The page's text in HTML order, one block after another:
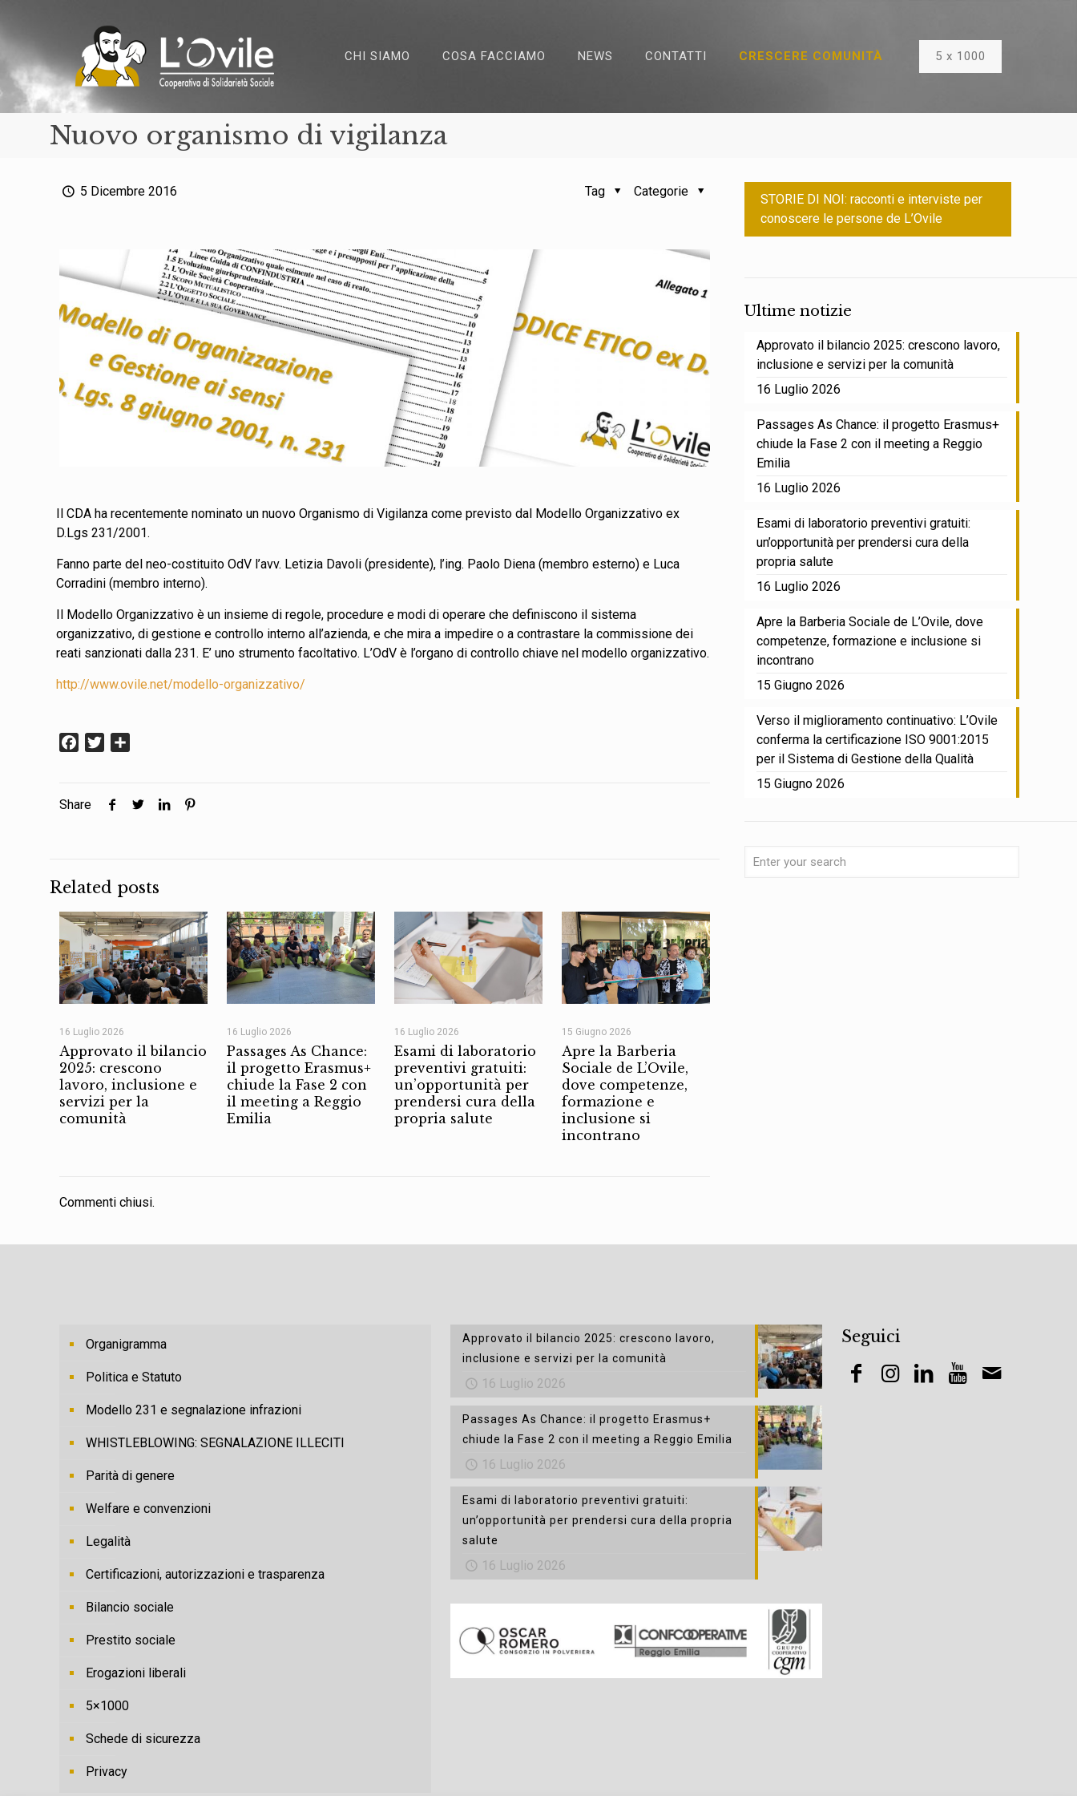
CHI SIAMO COSA FACCIAMO NEWS CONTATTI CRESCERE COMUNITÀ 5 x 1000
Nuovo organismo di vigilanza
5 Dicembre 2016 Categorie
Tag
Il CDA ha recentemente nominato un nuovo Organismo di Vigilanza come previsto dal Modello Organizzativo ex
D.Lgs 231/2001.
Fanno parte del neo-costituito OdV l’avv. Letizia Davoli (presidente), l’ing. Paolo Diena (membro esterno) e Luca
Corradini (membro interno).
Il Modello Organizzativo è un insieme di regole, procedure e modi di operare che definiscono il sistema
organizzativo, di gestione e controllo interno all’azienda, e che mira a impedire o a contrastare la commissione dei
reati sanzionati dalla 231. E’ uno strumento facoltativo. L’OdV è l’organo di controllo chiave nel modello organizzativo.
http://www.ovile.net/modello-organizzativo/
Facebook
Twitter
Share
Related posts
16 Luglio 2026
Approvato il bilancio
2025: crescono
lavoro, inclusione e
servizi per la
comunità
16 Luglio 2026
Passages As Chance:
il progetto Erasmus+
chiude la Fase 2 con
il meeting a Reggio
Emilia
16 Luglio 2026
Esami di laboratorio
preventivi gratuiti:
un’opportunità per
prendersi cura della
propria salute
15 Giugno 2026
Apre la Barberia
Sociale de L’Ovile,
dove competenze,
formazione e
inclusione si
incontrano
Commenti chiusi.
STORIE DI NOI: racconti e interviste per
conoscere le persone de L’Ovile
Ultime notizie
Approvato il bilancio 2025: crescono lavoro,
inclusione e servizi per la comunità
16 Luglio 2026
Passages As Chance: il progetto Erasmus+
chiude la Fase 2 con il meeting a Reggio
Emilia
16 Luglio 2026
Esami di laboratorio preventivi gratuiti:
un’opportunità per prendersi cura della
propria salute
16 Luglio 2026
Apre la Barberia Sociale de L’Ovile, dove
competenze, formazione e inclusione si
incontrano
15 Giugno 2026
Verso il miglioramento continuativo: L’Ovile
conferma la certificazione ISO 9001:2015
per il Sistema di Gestione della Qualità
15 Giugno 2026
Organigramma
Politica e Statuto
Modello 231 e segnalazione infrazioni
WHISTLEBLOWING: SEGNALAZIONE ILLECITI
Parità di genere
Welfare e convenzioni
Legalità
Certificazioni, autorizzazioni e trasparenza
Bilancio sociale
Prestito sociale
Erogazioni liberali
5×1000
Schede di sicurezza
Privacy
Approvato il bilancio 2025: crescono lavoro,
inclusione e servizi per la comunità
16 Luglio 2026
Passages As Chance: il progetto Erasmus+
chiude la Fase 2 con il meeting a Reggio Emilia
16 Luglio 2026
Esami di laboratorio preventivi gratuiti:
un’opportunità per prendersi cura della propria
salute
16 Luglio 2026
Seguici